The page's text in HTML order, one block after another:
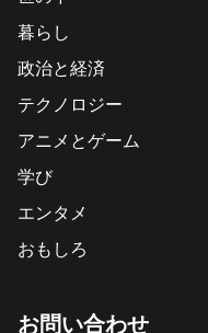
暮らし
政治と経済
テクノロジー
アニメとゲーム
学び
エンタメ
おもしろ
お問い合わせ